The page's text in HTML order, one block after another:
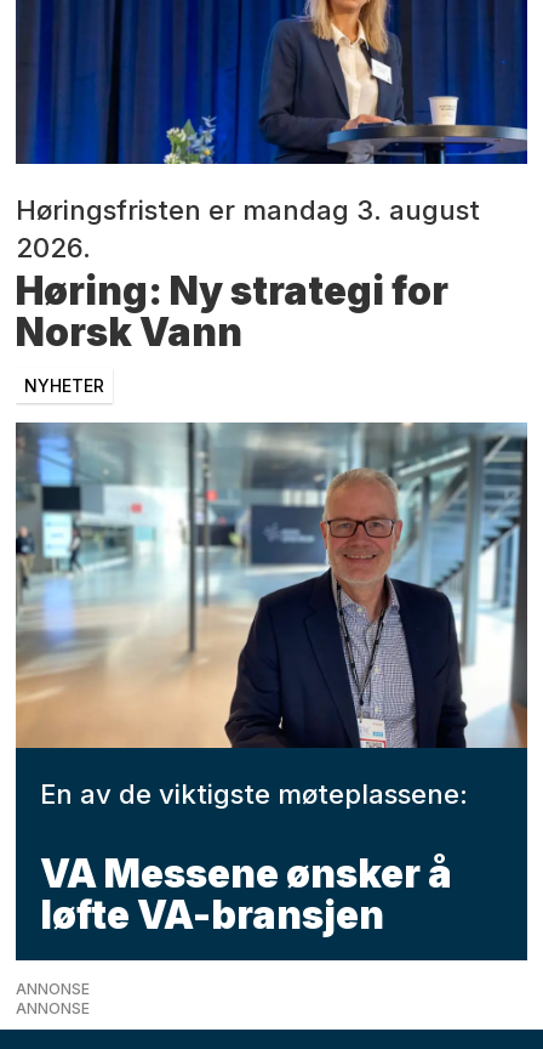
Høringsfristen er mandag 3. august
2026.
Høring: Ny strategi for
Norsk Vann
NYHETER
En av de viktigste møteplassene:
VA Messene ønsker å
løfte VA-bransjen
ANNONSE
ANNONSE